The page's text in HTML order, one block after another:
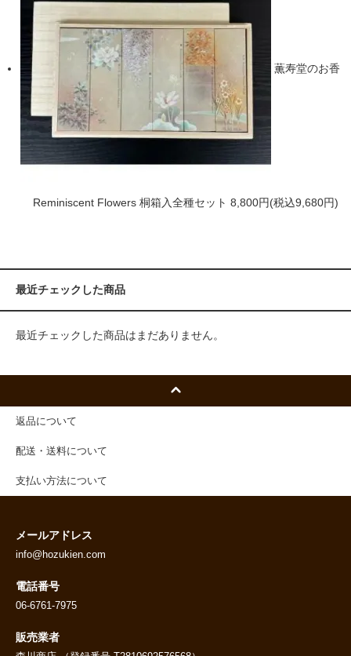
薫寿堂のお香
Reminiscent Flowers 桐箱入全種セット 8,800円(税込9,680円)
最近チェックした商品
最近チェックした商品はまだありません。
返品について
配送・送料について
支払い方法について
メールアドレス
info@hozukien.com
電話番号
06-6761-7975
販売業者